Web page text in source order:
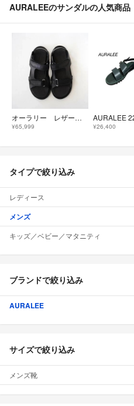
AURALEEのサンダルの人気商品
オーラリー レザーサンダル 26SS
¥65,999 ¥26,400
タイプで絞り込み
レディース
メンズ
キッズ／ベビー／マタニティ
ブランドで絞り込み
AURALEE
サイズで絞り込み
メンズ靴